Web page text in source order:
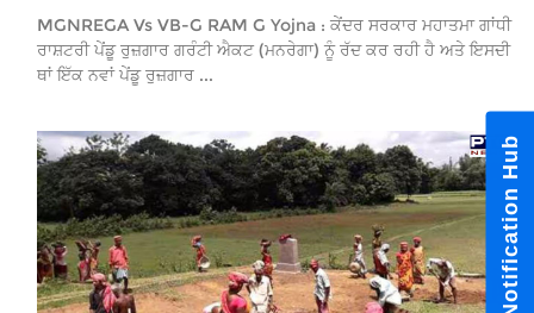
MGNREGA Vs VB-G RAM G Yojna : ਕੇਂਦਰ ਸਰਕਾਰ ਮਹਾਤਮਾ ਗਾਂਧੀ
ਰਾਸ਼ਟਰੀ ਪੇਂਡੂ ਰੁਜ਼ਗਾਰ ਗਰੰਟੀ ਐਕਟ (ਮਨਰੇਗਾ) ਨੂੰ ਰੱਦ ਕਰ ਰਹੀ ਹੈ ਅਤੇ ਇਸਦੀ
ਥਾਂ ਇੱਕ ਨਵਾਂ ਪੇਂਡੂ ਰੁਜ਼ਗਾਰ ...